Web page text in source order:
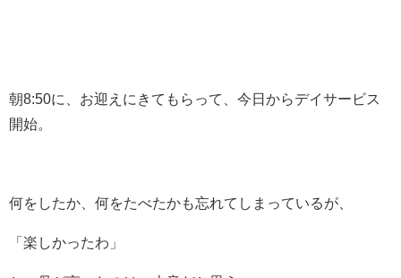
朝8:50に、お迎えにきてもらって、今日からデイサービス
開始。
何をしたか、何をたべたかも忘れてしまっているが、
「楽しかったわ」